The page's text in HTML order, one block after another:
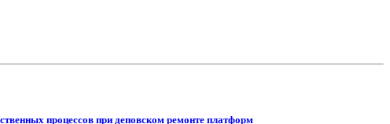
процессов при деповском ремонте платформ